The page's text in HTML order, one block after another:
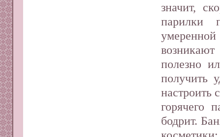
значит,
парилки
полезно
получить
настроить
горячего
бодрит.